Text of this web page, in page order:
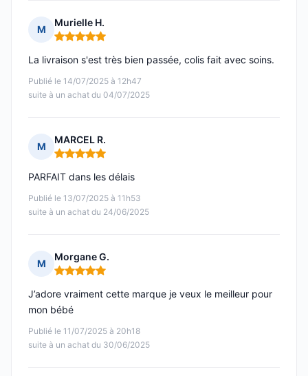
M
Murielle H.
Note : 5 sur 5
Publié le 14/07/2025 à 12h47
suite à un achat du 04/07/2025
La livraison s'est très bien passée, colis fait avec soins.
M
MARCEL R.
Note : 5 sur 5
Publié le 13/07/2025 à 11h53
suite à un achat du 24/06/2025
PARFAIT dans les délais
M
Morgane G.
Note : 5 sur 5
Publié le 11/07/2025 à 20h18
suite à un achat du 30/06/2025
J’adore vraiment cette marque je veux le meilleur pour
mon bébé